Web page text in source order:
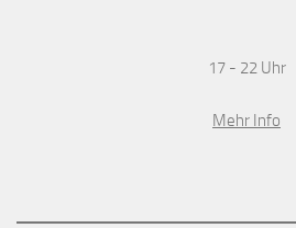
17 - 22 Uhr
Mehr Info